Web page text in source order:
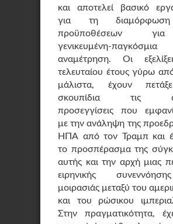
και αποτελεί βασικό
για τη
προϋποθέσεων
γενικευμένη-παγκόσμια
αναμέτρηση. Οι
τελευταίου έτους γύρω
μάλιστα, έχουν
σκουπίδια τις
προσεγγίσεις που
με την ανάληψη της
ΗΠΑ από τον Τραμπ και
το προσπέρασμα της
αυτής και την αρχή μιας
ειρηνικής
μοιρασιάς μεταξύ του
και του ρώσικου
Στην πραγματικότητα,